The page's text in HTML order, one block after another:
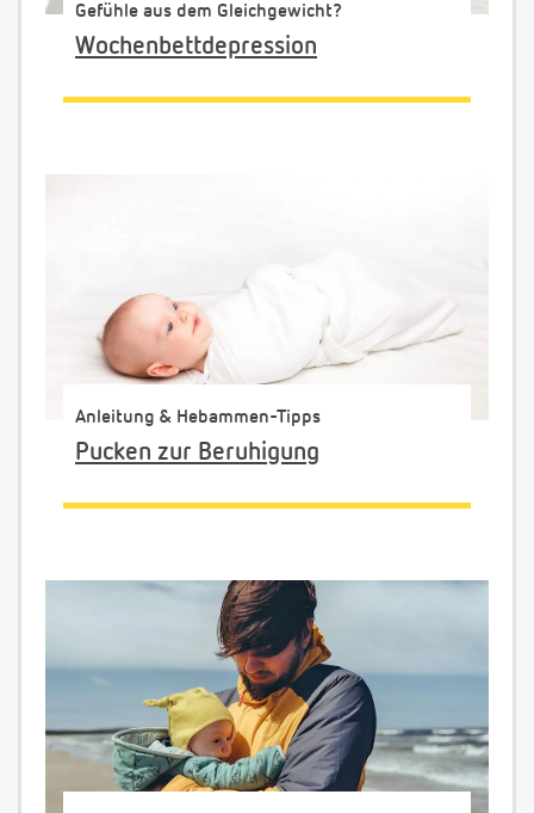
Gefühle aus dem Gleichgewicht?
Wochenbettdepression
Anleitung & Hebammen-Tipps
Pucken zur Beruhigung